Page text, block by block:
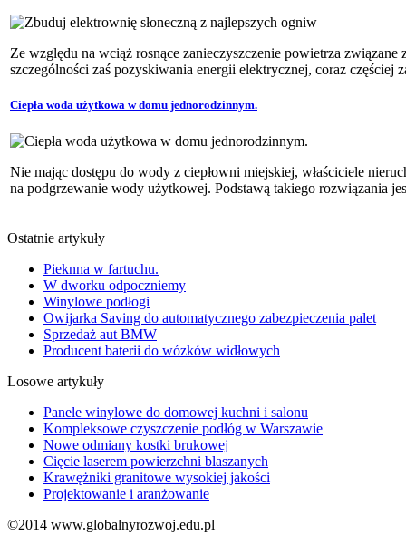
Ze względu na wciąż rosnące zanieczyszczenie powietrza związane
szczególności zaś pozyskiwania energii elektrycznej, coraz częściej
Ciepła woda użytkowa w domu jednorodzinnym.
Nie mając dostępu do wody z ciepłowni miejskiej, właściciele
na podgrzewanie wody użytkowej. Podstawą takiego rozwiązania
Ostatnie artykuły
Pieknna w fartuchu.
W dworku odpoczniemy
Winylowe podłogi
Owijarka Saving do automatycznego zabezpieczenia palet
Sprzedaż aut BMW
Producent baterii do wózków widłowych
Losowe artykuły
Panele winylowe do domowej kuchni i salonu
Kompleksowe czyszczenie podłóg w Warszawie
Nowe odmiany kostki brukowej
Cięcie laserem powierzchni blaszanych
Krawężniki granitowe wysokiej jakości
Projektowanie i aranżowanie
©2014 www.globalnyrozwoj.edu.pl